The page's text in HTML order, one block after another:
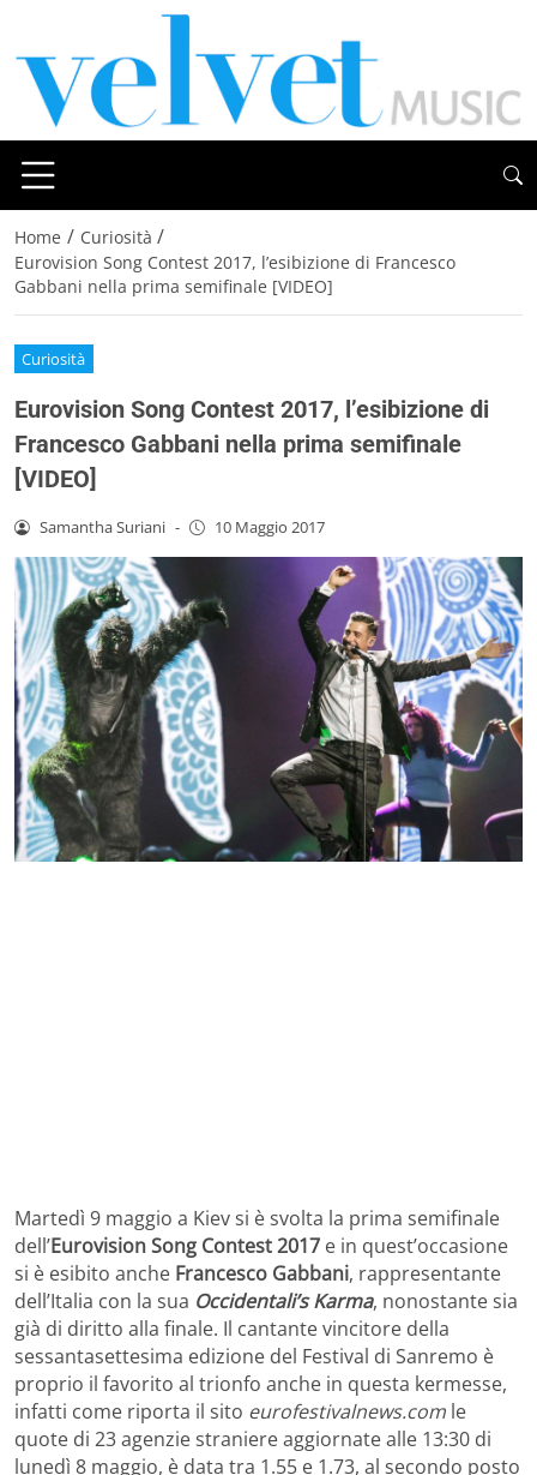
Home / Curiosità /
Eurovision Song Contest 2017, l’esibizione di Francesco
Gabbani nella prima semifinale [VIDEO]
Curiosità
Eurovision Song Contest 2017, l’esibizione di
Francesco Gabbani nella prima semifinale
[VIDEO]
Samantha Suriani - 10 Maggio 2017
Martedì 9 maggio a Kiev si è svolta la prima semifinale
dell’Eurovision Song Contest 2017 e in quest’occasione
si è esibito anche Francesco Gabbani, rappresentante
dell’Italia con la sua Occidentali’s Karma, nonostante sia
già di diritto alla finale. Il cantante vincitore della
sessantasettesima edizione del Festival di Sanremo è
proprio il favorito al trionfo anche in questa kermesse,
infatti come riporta il sito eurofestivalnews.com le
quote di 23 agenzie straniere aggiornate alle 13:30 di
lunedì 8 maggio, è data tra 1.55 e 1.73, al secondo posto